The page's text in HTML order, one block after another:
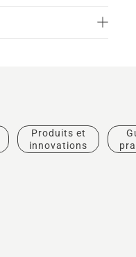
Produits et
innovations